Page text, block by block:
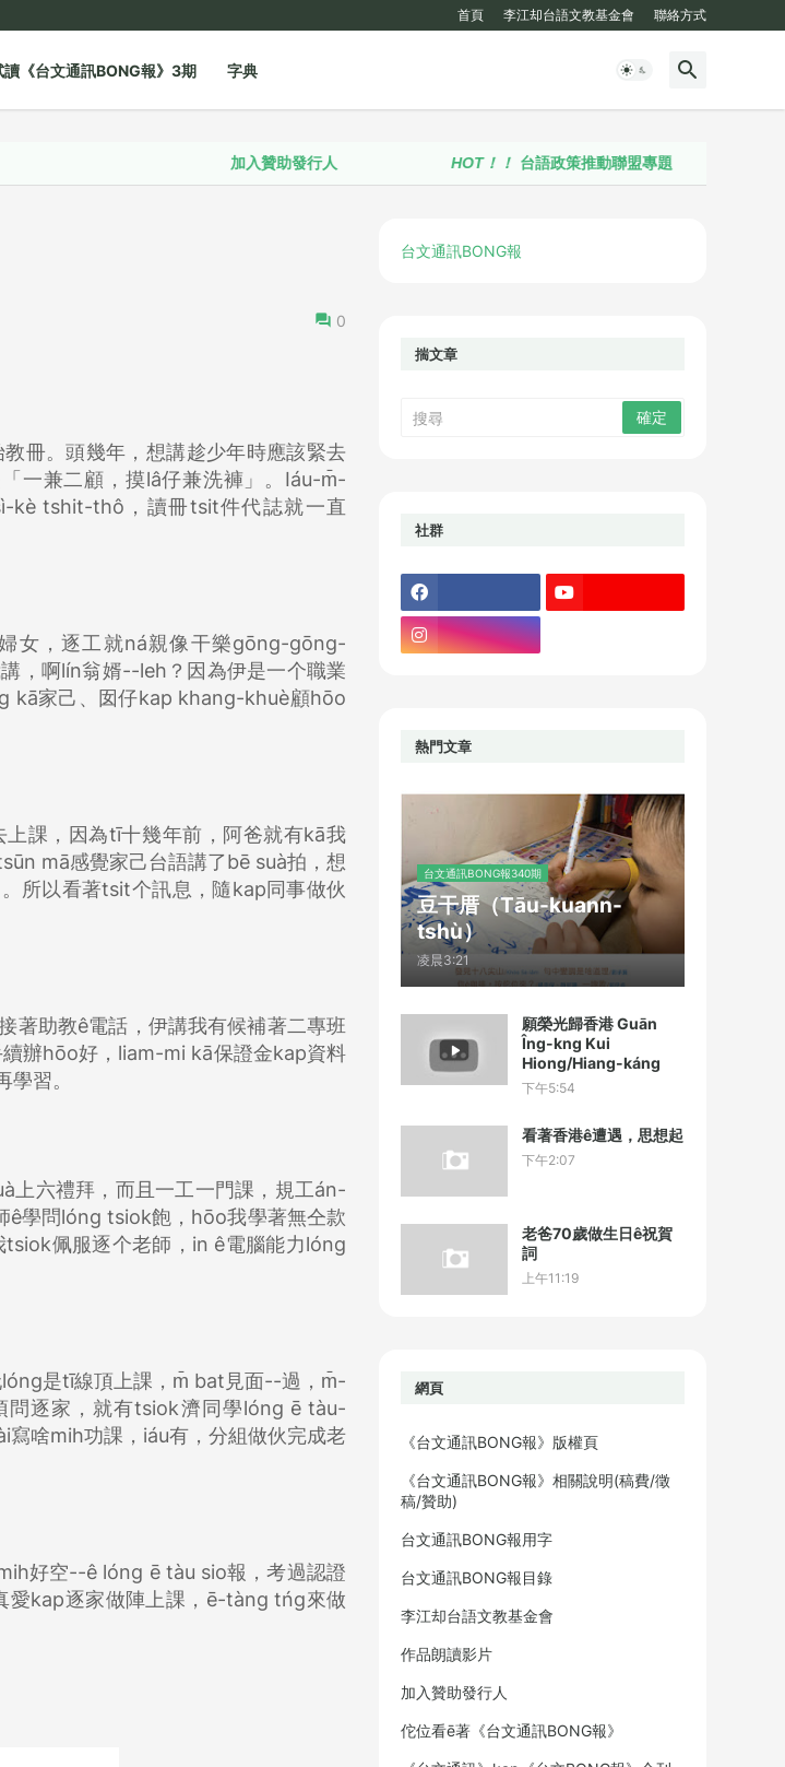
首頁 李江却台語文教基金會 聯絡方式
讀《台文通訊BONG報》3期 字典
加入贊助發行人 台語政策推動聯盟專題
0
冊。頭幾年，想講趁少年時應該緊去
一兼二顧，摸lâ仔兼洗褲」。Iáu-m̄-
kè tshit-thô，讀冊tsit件代誌就一直
女，逐工就ná親像干樂gōng-gōng-
，啊lín翁婿--leh？因為伊是一个職業
kā家己、囡仔kap khang-khuè顧hōo
課，因為tī十幾年前，阿爸就有kā我
mā感覺家己台語講了bē suà拍，想
所以看著tsit个訊息，隨kap同事做伙
著助教ê電話，伊講我有候補著二專班
辦hōo好，liam-mi kā保證金kap資料
習。
上六禮拜，而且一工一門課，規工án-
學問lóng tsiok飽，hōo我學著無仝款
佩服逐个老師，in ê電腦能力lóng
是tī線頂上課，m̄ bat見面--過，m̄-
問逐家，就有tsiok濟同學lóng ē tàu-
啥mih功課，iáu有，分組做伙完成老
好空--ê lóng ē tàu sio報，考過認證
愛kap逐家做陣上課，ē-tàng tńg來做
台文通訊BONG報
揣文章
社群
熱門文章
台文通訊BONG報340期
豆干厝（Tāu-kuann-
tshù）
凌晨3:21
願榮光歸香港 Guān
Îng-kng Kui
Hiong/Hiang-káng
下午5:54
看著香港ê遭遇，思想起
下午2:07
老爸70歲做生日ê祝賀
詞
上午11:19
網頁
《台文通訊BONG報》版權頁
《台文通訊BONG報》相關說明(稿費/徵
稿/贊助)
台文通訊BONG報用字
台文通訊BONG報目錄
李江却台語文教基金會
作品朗讀影片
加入贊助發行人
佗位看ē著《台文通訊BONG報》